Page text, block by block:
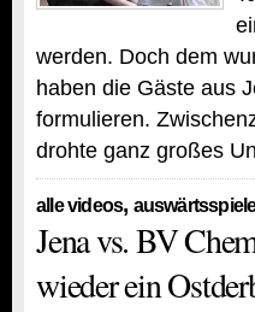
werden. Doch dem
haben die Gäste aus
formulieren.
drohte ganz großes
alle videos,
Jena vs. BV
wieder ein